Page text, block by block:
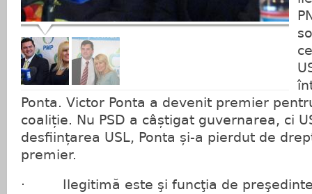
Ponta. Victor Ponta a devenit premier
coaliție. Nu PSD a câștigat guvernarea, ci
desființarea USL, Ponta și-a pierdut de
premier.
· Ilegitimă este şi funcţia de preşedinte